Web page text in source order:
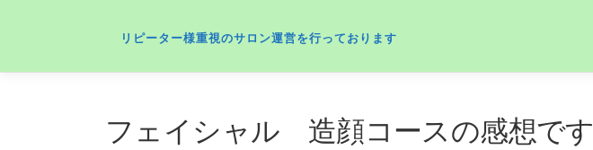
リピーター様重視のサロン運営を行っております
フェイシャル 造顔コースの感想です